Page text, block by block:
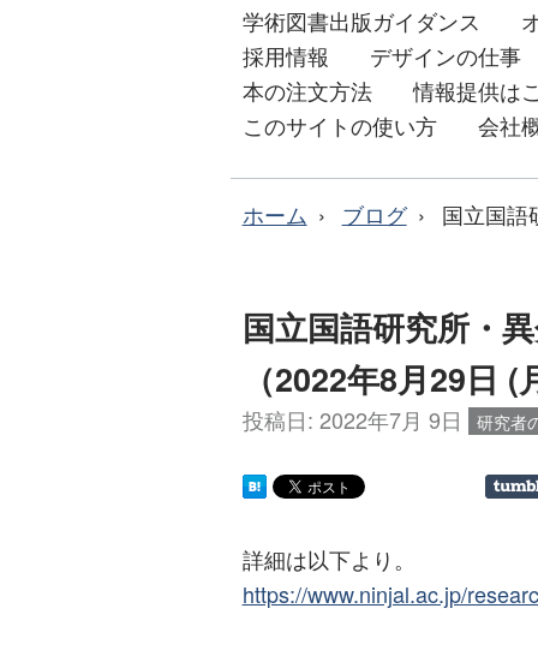
学術図書出版ガイダンス
採用情報
デザインの仕事
本の注文方法
情報提供は
このサイトの使い方
会社
ホーム ブログ 国立国語
国立国語研究所・
（2022年8月29日
投稿日: 2022年7月 9日 研究者
詳細は以下より。
https://www.ninjal.ac.jp/